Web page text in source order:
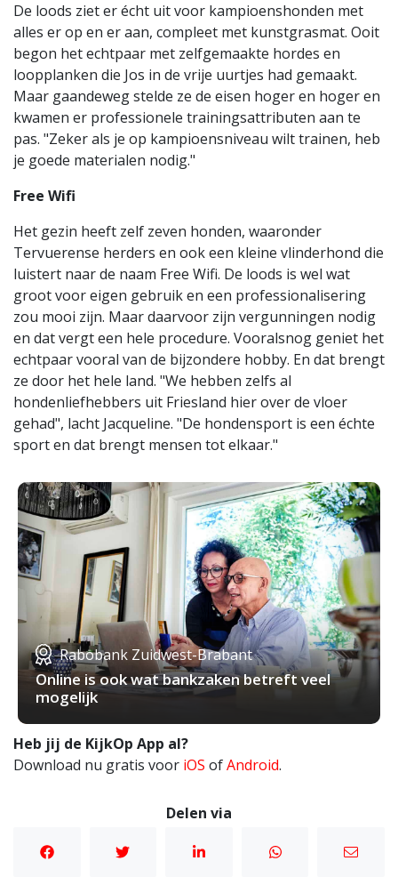
De loods ziet er écht uit voor kampioenshonden met
alles er op en er aan, compleet met kunstgrasmat. Ooit
begon het echtpaar met zelfgemaakte hordes en
loopplanken die Jos in de vrije uurtjes had gemaakt.
Maar gaandeweg stelde ze de eisen hoger en hoger en
kwamen er professionele trainingsattributen aan te
pas. "Zeker als je op kampioensniveau wilt trainen, heb
je goede materialen nodig."
Free Wifi
Het gezin heeft zelf zeven honden, waaronder
Tervuerense herders en ook een kleine vlinderhond die
luistert naar de naam Free Wifi. De loods is wel wat
groot voor eigen gebruik en een professionalisering
zou mooi zijn. Maar daarvoor zijn vergunningen nodig
en dat vergt een hele procedure. Vooralsnog geniet het
echtpaar vooral van de bijzondere hobby. En dat brengt
ze door het hele land. "We hebben zelfs al
hondenliefhebbers uit Friesland hier over de vloer
gehad", lacht Jacqueline. "De hondensport is een échte
sport en dat brengt mensen tot elkaar."
Rabobank Zuidwest-Brabant
Online is ook wat bankzaken betreft veel
mogelijk
Heb jij de KijkOp App al?
Download nu gratis voor iOS ofAndroid.
Delen via